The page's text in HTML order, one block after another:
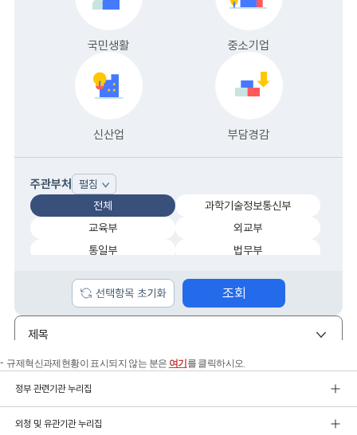
규제혁신과제현황이 표시되지 않는 분은 여기 를 클릭하시오.
정부 관련기관 누리집
외청 및 유관기관 누리집